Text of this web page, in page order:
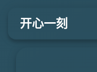
开心一刻